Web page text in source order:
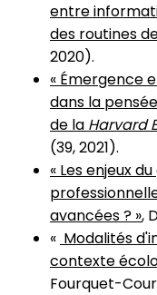
entre
des routines
2020).
« Émergence
dans la
de la Harvard
(39, 2021).
« Les enjeux
avancées ? »,
« Modalités
contexte
Fourquet-